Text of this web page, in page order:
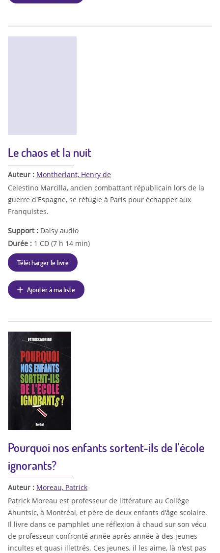
Le chaos et la nuit
Auteur : Montherlant, Henry de
Celestino Marcilla, ancien combattant républicain lors de la
guerre d'Espagne, se réfugie à Paris pour échapper aux
Franquistes.
Support : Daisy audio
Durée : 1 CD (7 h 14 min)
Télécharger le livre
Ajouter à ma liste
Pourquoi nos enfants sortent-ils de l'école
ignorants?
Auteur : Moreau, Patrick
Patrick Moreau est professeur de littérature au Collège
Ahuntsic, à Montréal, et père de deux enfants d'âge scolaire.
Il livre dans ce pamphlet une réflexion à chaud sur son vécu
de professeur confronté année après année à des jeunes
incultes et quasi illettrés. Ces jeunes, il les aime, là n'est pas